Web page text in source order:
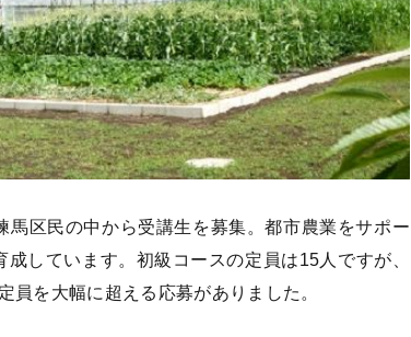
馬区民の中から受講生を募集。都市農業をサポー
しています。初級コースの定員は15人ですが、
を大幅に超える応募がありました。